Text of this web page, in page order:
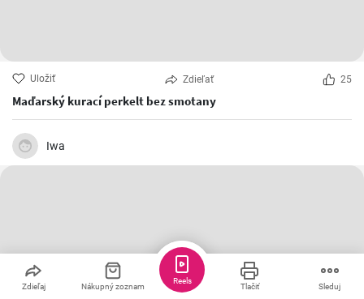
Uložiť Zdieľať 25
Maďarský kurací perkelt bez smotany
Iwa
Zdieľaj Nákupný zoznam Tlačiť Sleduj
Reels